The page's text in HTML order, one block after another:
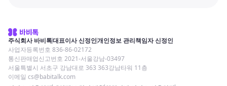
주식회사 바비톡대표이사 신정인개인정보 관리책임자 신정인
사업자등록번호 836-86-02172
통신판매업신고번호 2021-서울강남-03497
서울특별시 서초구 강남대로 363 363강남타워 11층
이메일 cs@babitalk.com